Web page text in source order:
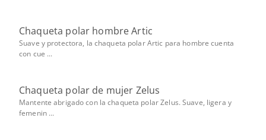
Chaqueta polar hombre Artic
Suave y protectora, la chaqueta polar Artic para hombre cuenta
con cue ...
Chaqueta polar de mujer Zelus
Mantente abrigado con la chaqueta polar Zelus. Suave, ligera y
femenin ...